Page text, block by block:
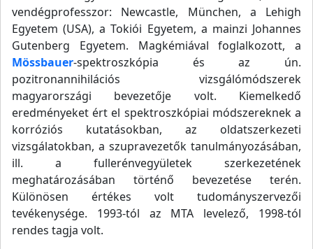
vendégprofesszor: Newcastle, München, a Lehigh
Egyetem (USA), a Tokiói Egyetem, a mainzi Johannes
Gutenberg Egyetem. Magkémiával foglalkozott, a
Mössbauer-spektroszkópia és az ún.
pozitronannihilációs vizsgálómódszerek
magyarországi bevezetője volt. Kiemelkedő
eredményeket ért el spektroszkópiai módszereknek a
korróziós kutatásokban, az oldatszerkezeti
vizsgálatokban, a szupravezetők tanulmányozásában,
ill. a fullerénvegyületek szerkezetének
meghatározásában történő bevezetése terén.
Különösen értékes volt tudományszervezői
tevékenysége. 1993-tól az MTA levelező, 1998-tól
rendes tagja volt.